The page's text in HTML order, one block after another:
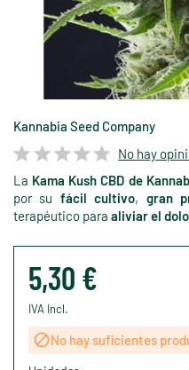
Kannabia Seed Company
No hay
La Kama Kush CBD de
por su fácil cultivo, gran
terapéutico para aliviar el
5,30 €
IVA Incl.
No hay suficientes